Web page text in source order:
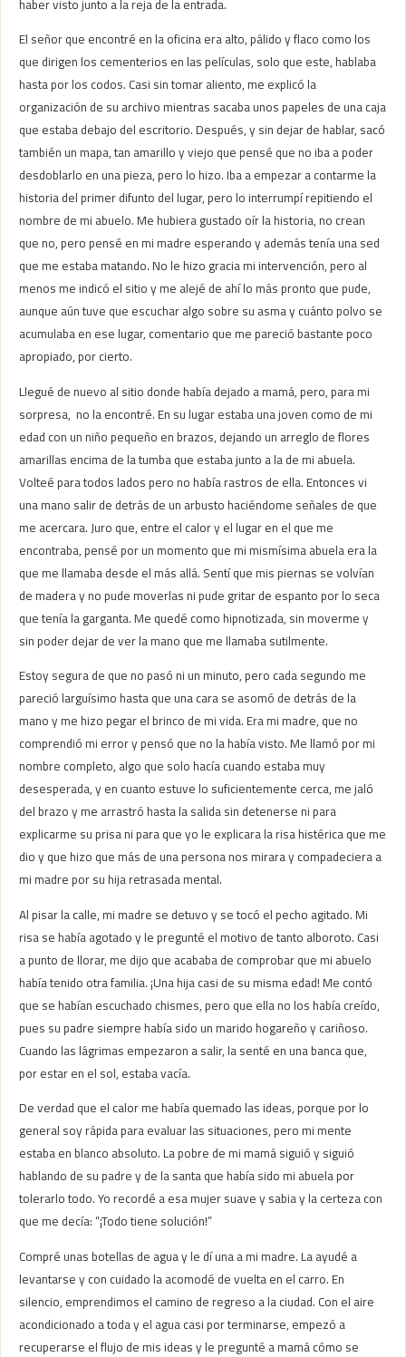
haber visto junto a la reja de la entrada.
El señor que encontré en la oficina era alto, pálido y flaco como los
que dirigen los cementerios en las películas, solo que este, hablaba
hasta por los codos. Casi sin tomar aliento, me explicó la
organización de su archivo mientras sacaba unos papeles de una caja
que estaba debajo del escritorio. Después, y sin dejar de hablar, sacó
también un mapa, tan amarillo y viejo que pensé que no iba a poder
desdoblarlo en una pieza, pero lo hizo. Iba a empezar a contarme la
historia del primer difunto del lugar, pero lo interrumpí repitiendo el
nombre de mi abuelo. Me hubiera gustado oír la historia, no crean
que no, pero pensé en mi madre esperando y además tenía una sed
que me estaba matando. No le hizo gracia mi intervención, pero al
menos me indicó el sitio y me alejé de ahí lo más pronto que pude,
aunque aún tuve que escuchar algo sobre su asma y cuánto polvo se
acumulaba en ese lugar, comentario que me pareció bastante poco
apropiado, por cierto.
Llegué de nuevo al sitio donde había dejado a mamá, pero, para mi
sorpresa, no la encontré. En su lugar estaba una joven como de mi
edad con un niño pequeño en brazos, dejando un arreglo de flores
amarillas encima de la tumba que estaba junto a la de mi abuela.
Volteé para todos lados pero no había rastros de ella. Entonces vi
una mano salir de detrás de un arbusto haciéndome señales de que
me acercara. Juro que, entre el calor y el lugar en el que me
encontraba, pensé por un momento que mi mismísima abuela era la
que me llamaba desde el más allá. Sentí que mis piernas se volvían
de madera y no pude moverlas ni pude gritar de espanto por lo seca
que tenía la garganta. Me quedé como hipnotizada, sin moverme y
sin poder dejar de ver la mano que me llamaba sutilmente.
Estoy segura de que no pasó ni un minuto, pero cada segundo me
pareció larguísimo hasta que una cara se asomó de detrás de la
mano y me hizo pegar el brinco de mi vida. Era mi madre, que no
comprendió mi error y pensó que no la había visto. Me llamó por mi
nombre completo, algo que solo hacía cuando estaba muy
desesperada, y en cuanto estuve lo suficientemente cerca, me jaló
del brazo y me arrastró hasta la salida sin detenerse ni para
explicarme su prisa ni para que yo le explicara la risa histérica que me
dio y que hizo que más de una persona nos mirara y compadeciera a
mi madre por su hija retrasada mental.
Al pisar la calle, mi madre se detuvo y se tocó el pecho agitado. Mi
risa se había agotado y le pregunté el motivo de tanto alboroto. Casi
a punto de llorar, me dijo que acababa de comprobar que mi abuelo
había tenido otra familia. ¡Una hija casi de su misma edad! Me contó
que se habían escuchado chismes, pero que ella no los había creído,
pues su padre siempre había sido un marido hogareño y cariñoso.
Cuando las lágrimas empezaron a salir, la senté en una banca que,
por estar en el sol, estaba vacía.
De verdad que el calor me había quemado las ideas, porque por lo
general soy rápida para evaluar las situaciones, pero mi mente
estaba en blanco absoluto. La pobre de mi mamá siguió y siguió
hablando de su padre y de la santa que había sido mi abuela por
tolerarlo todo. Yo recordé a esa mujer suave y sabia y la certeza con
que me decía: “¡Todo tiene solución!”
Compré unas botellas de agua y le dí una a mi madre. La ayudé a
levantarse y con cuidado la acomodé de vuelta en el carro. En
silencio, emprendimos el camino de regreso a la ciudad. Con el aire
acondicionado a toda y el agua casi por terminarse, empezó a
recuperarse el flujo de mis ideas y le pregunté a mamá cómo se